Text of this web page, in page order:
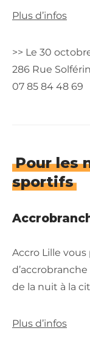
Plus d’infos
>> Le 30
286 Rue
07 85 84 48 69
Pour les
sportifs
Accro Lille
de la nuit à la
Plus d’infos